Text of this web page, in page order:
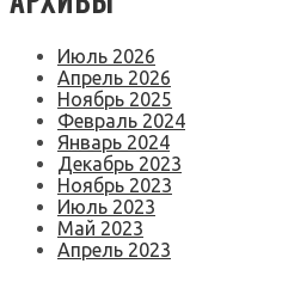
Июль 2026
Апрель 2026
Ноябрь 2025
Февраль 2024
Январь 2024
Декабрь 2023
Ноябрь 2023
Июль 2023
Май 2023
Апрель 2023